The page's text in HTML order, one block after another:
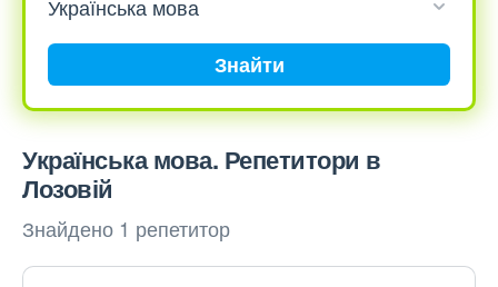
Знайти
Українська мова. Репетитори в
Лозовій
Знайдено 1 репетитор